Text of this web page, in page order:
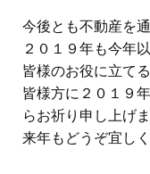
今後とも不動産を
２０１９年も今年
皆様のお役に立て
皆様方に２０１９
らお祈り申し上げま
来年もどうぞ宜し